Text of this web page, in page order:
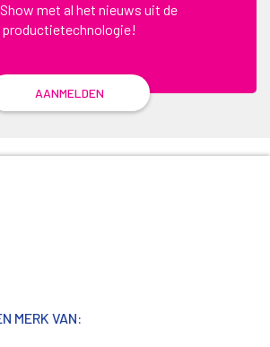
met al het nieuws uit de
productietechnologie!
AANMELDEN
MERK VAN: